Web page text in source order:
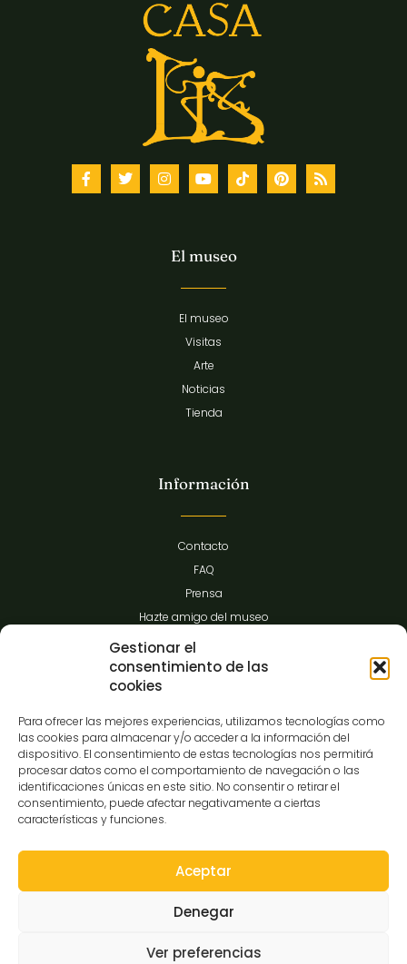
Gestionar el
consentimiento de las
cookies
Para ofrecer las mejores experiencias, utilizamos tecnologías como
las cookies para almacenar y/o acceder a la información del
dispositivo. El consentimiento de estas tecnologías nos permitirá
procesar datos como el comportamiento de navegación o las
identificaciones únicas en este sitio. No consentir o retirar el
consentimiento, puede afectar negativamente a ciertas
características y funciones.
Aceptar
Denegar
Ver preferencias
El museo
El museo
Visitas
Arte
Noticias
Tienda
Información
Contacto
FAQ
Prensa
Hazte amigo del museo
Transparencia
C/Gibraltar,14
37008-Salamanca